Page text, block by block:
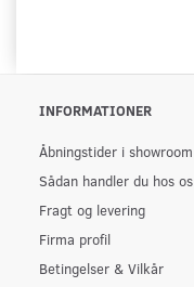
INFORMATIONER
Åbningstider i showroom
Sådan handler du hos os
Fragt og levering
Firma profil
Betingelser & Vilkår